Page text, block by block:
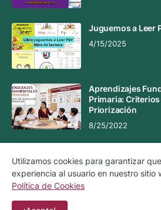
Juguemos a Leer
4/15/2025
Aprendizajes
Primaria:
Priorización
8/25/2022
Aviso Legal Aviso de Privacidad
Utilizamos cookies para garantizar
experiencia al usuario en nuestro sitio
Política de Cookies